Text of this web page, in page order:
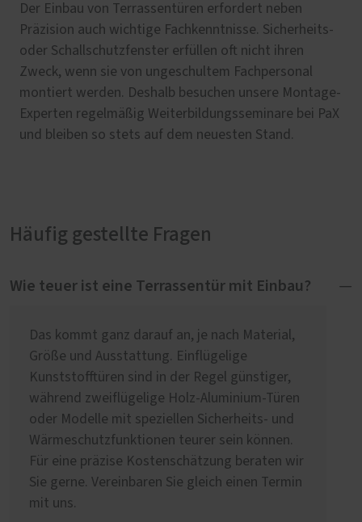
Der Einbau von Terrassentüren erfordert neben
Präzision auch wichtige Fachkenntnisse. Sicherheits-
oder Schallschutzfenster erfüllen oft nicht ihren
Zweck, wenn sie von ungeschultem Fachpersonal
montiert werden. Deshalb besuchen unsere Montage-
Experten regelmäßig Weiterbildungsseminare bei PaX
und bleiben so stets auf dem neuesten Stand.
Häufig gestellte Fragen
Wie teuer ist eine Terrassentür mit Einbau?
Das kommt ganz darauf an, je nach Material,
Größe und Ausstattung. Einflügelige
Kunststofftüren sind in der Regel günstiger,
während zweiflügelige Holz-Aluminium-Türen
oder Modelle mit speziellen Sicherheits- und
Wärmeschutzfunktionen teurer sein können.
Für eine präzise Kostenschätzung beraten wir
Sie gerne. Vereinbaren Sie gleich einen Termin
mit uns.